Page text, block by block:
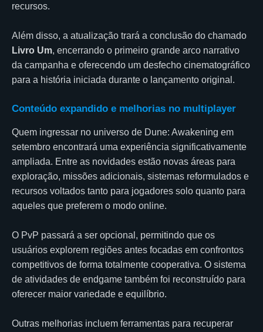
recursos.
Além disso, a atualização trará a conclusão do chamado
Livro Um, encerrando o primeiro grande arco narrativo
da campanha e oferecendo um desfecho cinematográfico
para a história iniciada durante o lançamento original.
Conteúdo expandido e melhorias no multiplayer
Quem ingressar no universo de Dune: Awakening em
setembro encontrará uma experiência significativamente
ampliada. Entre as novidades estão novas áreas para
exploração, missões adicionais, sistemas reformulados e
recursos voltados tanto para jogadores solo quanto para
aqueles que preferem o modo online.
O PvP passará a ser opcional, permitindo que os
usuários explorem regiões antes focadas em confrontos
competitivos de forma totalmente cooperativa. O sistema
de atividades de endgame também foi reconstruído para
oferecer maior variedade e equilíbrio.
Outras melhorias incluem ferramentas para recuperar